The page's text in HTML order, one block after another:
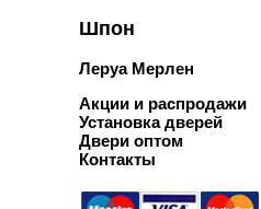
Шпон
Леруа Мерлен
Акции и распродажи
Установка дверей
Двери оптом
Контакты